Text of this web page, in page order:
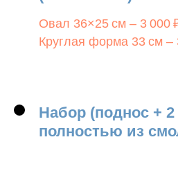
Овал 36×25 см – 3 000
Круглая форма 33 см –
Набор (поднос + 2
полностью из